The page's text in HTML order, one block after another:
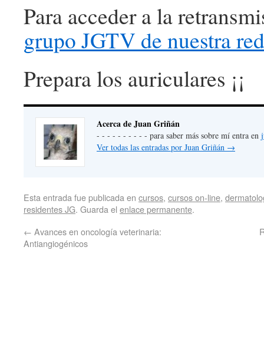
Para acceder a la
grupo JGTV de nuestra
Prepara los auriculares ¡¡
Acerca de Juan Griñán
- - - - - - - - - - para saber más sobre mí entra en
Ver todas las entradas por Juan Griñán →
Esta entrada fue publicada en cursos, cursos on-line,
residentes JG. Guarda el enlace permanente.
← Avances en oncología veterinaria:
Antiangiogénicos